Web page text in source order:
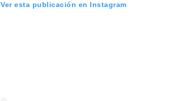
Ver esta publicación en Instagram